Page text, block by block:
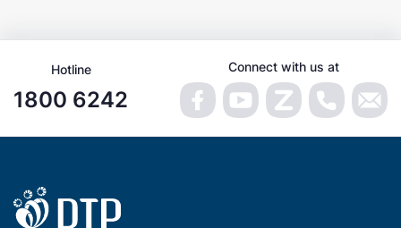
Hotline
1800 6242
Connect with us at